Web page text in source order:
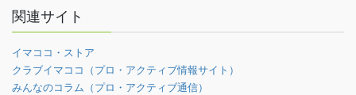
関連サイト
イマココ・ストア
クラブイマココ（プロ・アクティブ情報サイト）
みんなのコラム（プロ・アクティブ通信）